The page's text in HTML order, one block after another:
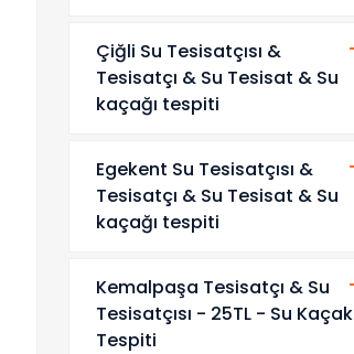
Çiğli Su Tesisatçısı &
Tesisatçı & Su Tesisat & Su
kaçağı tespiti
Egekent Su Tesisatçısı &
Tesisatçı & Su Tesisat & Su
kaçağı tespiti
Kemalpaşa Tesisatçı & Su
Tesisatçısı - 25TL - Su Kaçak
Tespiti